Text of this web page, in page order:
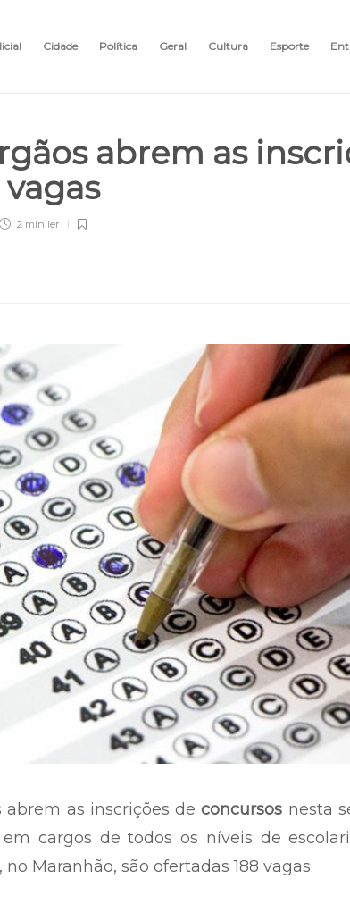
Cidade Política Geral Cultura Esporte
abrem as
2 min ler
abrem as inscrições deconcursos nesta
cargos de todos os níveis de
Maranhão, são ofertadas 188 vagas.